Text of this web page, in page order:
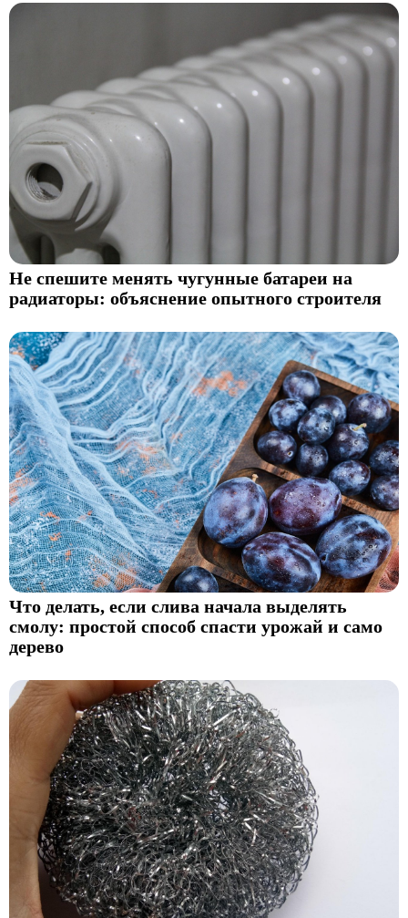
Не спешите менять чугунные батареи на
радиаторы: объяснение опытного строителя
Что делать, если слива начала выделять
смолу: простой способ спасти урожай и само
дерево